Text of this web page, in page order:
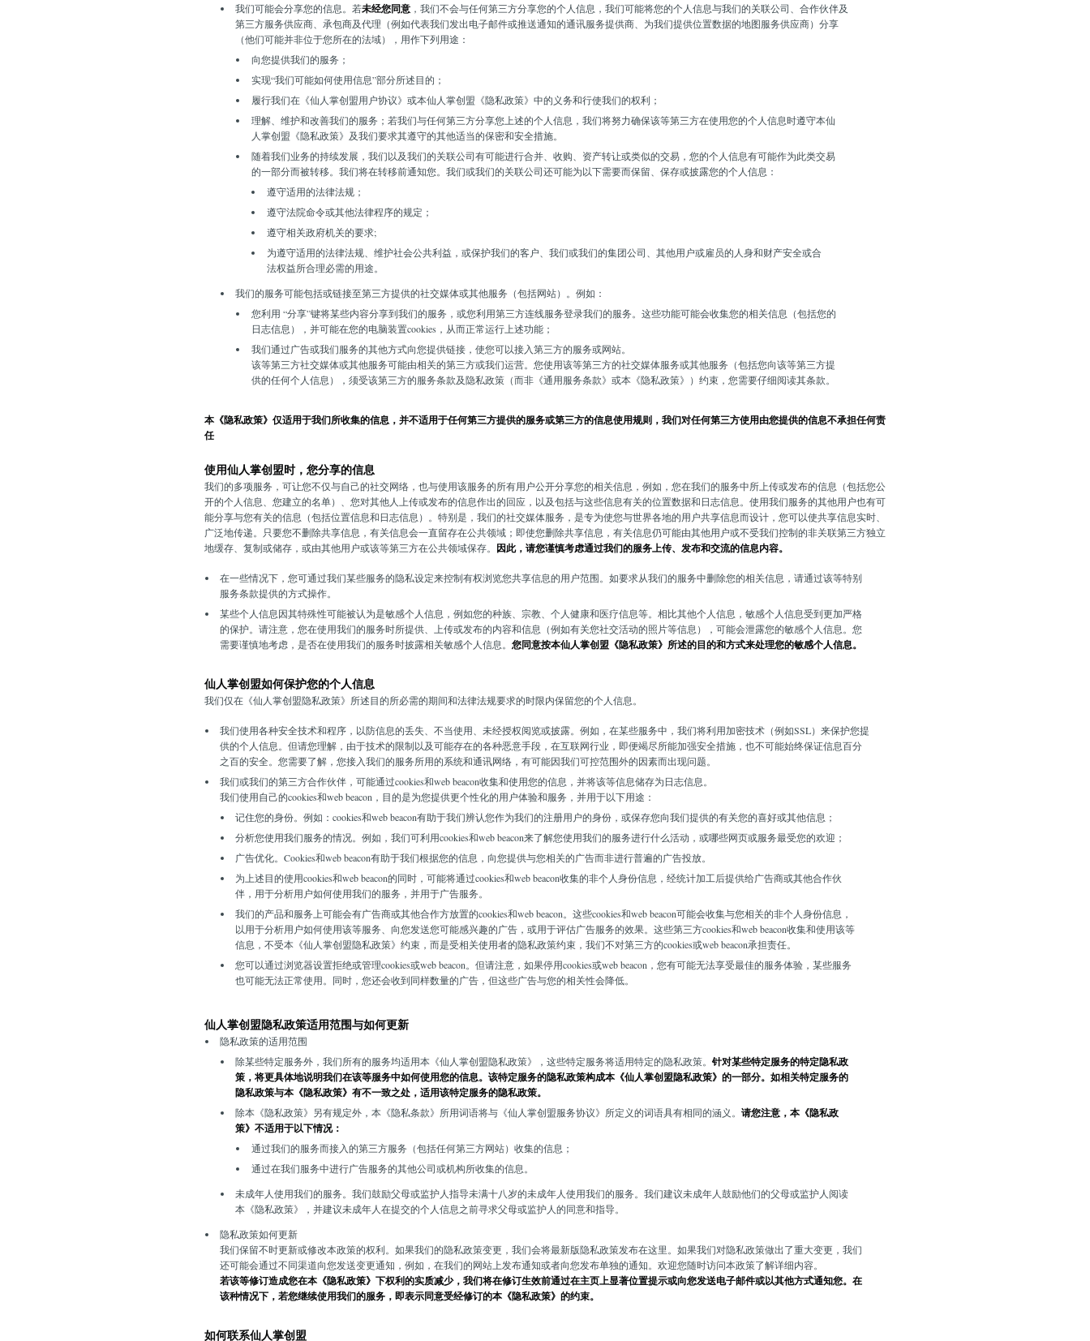
我们可能会分享您的信息。若未经您同意 ，我们不会与任何第三方分享您的个人信息，我们可能将您的个人信息与我们的关联公司、合作伙伴及
第三方服务供应商、承包商及代理（例如代表我们发出电子邮件或推送通知的通讯服务提供商、为我们提供位置数据的地图服务供应商）分享
（他们可能并非位于您所在的法域），用作下列用途：
向您提供我们的服务；
实现“我们可能如何使用信息”部分所述目的；
履行我们在《仙人掌创盟用户协议》或本仙人掌创盟《隐私政策》中的义务和行使我们的权利；
理解、维护和改善我们的服务；若我们与任何第三方分享您上述的个人信息，我们将努力确保该等第三方在使用您的个人信息时遵守本仙
人掌创盟《隐私政策》及我们要求其遵守的其他适当的保密和安全措施。
随着我们业务的持续发展，我们以及我们的关联公司有可能进行合并、收购、资产转让或类似的交易，您的个人信息有可能作为此类交易
的一部分而被转移。我们将在转移前通知您。我们或我们的关联公司还可能为以下需要而保留、保存或披露您的个人信息：
遵守适用的法律法规；
遵守法院命令或其他法律程序的规定；
遵守相关政府机关的要求;
为遵守适用的法律法规、维护社会公共利益，或保护我们的客户、我们或我们的集团公司、其他用户或雇员的人身和财产安全或合
法权益所合理必需的用途。
我们的服务可能包括或链接至第三方提供的社交媒体或其他服务（包括网站）。例如：
您利用 “分享”键将某些内容分享到我们的服务，或您利用第三方连线服务登录我们的服务。这些功能可能会收集您的相关信息（包括您的
日志信息），并可能在您的电脑装置cookies，从而正常运行上述功能；
我们通过广告或我们服务的其他方式向您提供链接，使您可以接入第三方的服务或网站。
该等第三方社交媒体或其他服务可能由相关的第三方或我们运营。您使用该等第三方的社交媒体服务或其他服务（包括您向该等第三方提
供的任何个人信息），须受该第三方的服务条款及隐私政策（而非《通用服务条款》或本《隐私政策》）约束，您需要仔细阅读其条款。
本《隐私政策》仅适用于我们所收集的信息，并不适用于任何第三方提供的服务或第三方的信息使用规则，我们对任何第三方使用由您提供的信息不承担任何责
任
使用仙人掌创盟时，您分享的信息
我们的多项服务，可让您不仅与自己的社交网络，也与使用该服务的所有用户公开分享您的相关信息，例如，您在我们的服务中所上传或发布的信息（包括您公
开的个人信息、您建立的名单）、您对其他人上传或发布的信息作出的回应，以及包括与这些信息有关的位置数据和日志信息。使用我们服务的其他用户也有可
能分享与您有关的信息（包括位置信息和日志信息）。特别是，我们的社交媒体服务，是专为使您与世界各地的用户共享信息而设计，您可以使共享信息实时、
广泛地传递。只要您不删除共享信息，有关信息会一直留存在公共领域；即使您删除共享信息，有关信息仍可能由其他用户或不受我们控制的非关联第三方独立
地缓存、复制或储存，或由其他用户或该等第三方在公共领域保存。 因此，请您谨慎考虑通过我们的服务上传、发布和交流的信息内容。
在一些情况下，您可通过我们某些服务的隐私设定来控制有权浏览您共享信息的用户范围。如要求从我们的服务中删除您的相关信息，请通过该等特别
服务条款提供的方式操作。
某些个人信息因其特殊性可能被认为是敏感个人信息，例如您的种族、宗教、个人健康和医疗信息等。相比其他个人信息，敏感个人信息受到更加严格
的保护。请注意，您在使用我们的服务时所提供、上传或发布的内容和信息（例如有关您社交活动的照片等信息），可能会泄露您的敏感个人信息。您
需要谨慎地考虑，是否在使用我们的服务时披露相关敏感个人信息。您同意按本仙人掌创盟《隐私政策》所述的目的和方式来处理您的敏感个人信息。
仙人掌创盟如何保护您的个人信息
我们仅在《仙人掌创盟隐私政策》所述目的所必需的期间和法律法规要求的时限内保留您的个人信息。
我们使用各种安全技术和程序，以防信息的丢失、不当使用、未经授权阅览或披露。例如，在某些服务中，我们将利用加密技术（例如SSL）来保护您提
供的个人信息。但请您理解，由于技术的限制以及可能存在的各种恶意手段，在互联网行业，即便竭尽所能加强安全措施，也不可能始终保证信息百分
之百的安全。您需要了解，您接入我们的服务所用的系统和通讯网络，有可能因我们可控范围外的因素而出现问题。
我们或我们的第三方合作伙伴，可能通过cookies和web beacon收集和使用您的信息，并将该等信息储存为日志信息。
我们使用自己的cookies和web beacon，目的是为您提供更个性化的用户体验和服务，并用于以下用途：
记住您的身份。例如：cookies和web beacon有助于我们辨认您作为我们的注册用户的身份，或保存您向我们提供的有关您的喜好或其他信息；
分析您使用我们服务的情况。例如，我们可利用cookies和web beacon来了解您使用我们的服务进行什么活动，或哪些网页或服务最受您的欢迎；
广告优化。Cookies和web beacon有助于我们根据您的信息，向您提供与您相关的广告而非进行普遍的广告投放。
为上述目的使用cookies和web beacon的同时，可能将通过cookies和web beacon收集的非个人身份信息，经统计加工后提供给广告商或其他合作伙
伴，用于分析用户如何使用我们的服务，并用于广告服务。
我们的产品和服务上可能会有广告商或其他合作方放置的cookies和web beacon。这些cookies和web beacon可能会收集与您相关的非个人身份信息，
以用于分析用户如何使用该等服务、向您发送您可能感兴趣的广告，或用于评估广告服务的效果。这些第三方cookies和web beacon收集和使用该等
信息，不受本《仙人掌创盟隐私政策》约束，而是受相关使用者的隐私政策约束，我们不对第三方的cookies或web beacon承担责任。
您可以通过浏览器设置拒绝或管理cookies或web beacon。但请注意，如果停用cookies或web beacon，您有可能无法享受最佳的服务体验，某些服务
也可能无法正常使用。同时，您还会收到同样数量的广告，但这些广告与您的相关性会降低。
仙人掌创盟隐私政策适用范围与如何更新
隐私政策的适用范围
除某些特定服务外，我们所有的服务均适用本《仙人掌创盟隐私政策》，这些特定服务将适用特定的隐私政策。针对某些特定服务的特定隐私政
策，将更具体地说明我们在该等服务中如何使用您的信息。该特定服务的隐私政策构成本《仙人掌创盟隐私政策》的一部分。如相关特定服务的
隐私政策与本《隐私政策》有不一致之处，适用该特定服务的隐私政策。
除本《隐私政策》另有规定外，本《隐私条款》所用词语将与《仙人掌创盟服务协议》所定义的词语具有相同的涵义。请您注意，本《隐私政
策》不适用于以下情况：
通过我们的服务而接入的第三方服务（包括任何第三方网站）收集的信息；
通过在我们服务中进行广告服务的其他公司或机构所收集的信息。
未成年人使用我们的服务。我们鼓励父母或监护人指导未满十八岁的未成年人使用我们的服务。我们建议未成年人鼓励他们的父母或监护人阅读
本《隐私政策》，并建议未成年人在提交的个人信息之前寻求父母或监护人的同意和指导。
隐私政策如何更新
我们保留不时更新或修改本政策的权利。如果我们的隐私政策变更，我们会将最新版隐私政策发布在这里。如果我们对隐私政策做出了重大变更，我们
还可能会通过不同渠道向您发送变更通知，例如，在我们的网站上发布通知或者向您发布单独的通知。欢迎您随时访问本政策了解详细内容。
若该等修订造成您在本《隐私政策》下权利的实质减少，我们将在修订生效前通过在主页上显著位置提示或向您发送电子邮件或以其他方式通知您。在
该种情况下，若您继续使用我们的服务，即表示同意受经修订的本《隐私政策》的约束。
如何联系仙人掌创盟